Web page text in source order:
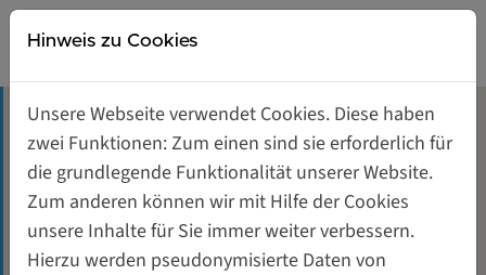
Direkt zur Hauptnavigation springen
Direkt zum Inhalt springen
Vera Kätsch (1957-2019)
August 2012
Quadratmeter: 70,28
Gründerinnen- und Unternehmerinnenzentrum
Tagungsräume mieten
Unterstützung für Gründerinnen
Genossenschaft von und für Frauen
Hinweis zu Cookies
Unsere Webseite verwendet Cookies. Diese haben
zwei Funktionen: Zum einen sind sie erforderlich für
die grundlegende Funktionalität unserer Website.
Zum anderen können wir mit Hilfe der Cookies
unsere Inhalte für Sie immer weiter verbessern.
Hierzu werden pseudonymisierte Daten von